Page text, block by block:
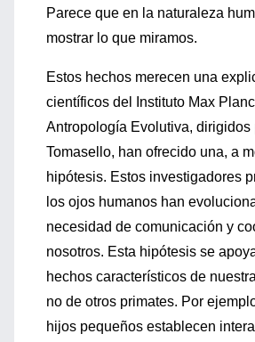
Parece que en la naturaleza
mostrar lo que miramos.
Estos hechos merecen una
científicos del Instituto Max
Antropología Evolutiva, dirigidos
Tomasello, han ofrecido una, a
hipótesis. Estos investigadores
los ojos humanos han
necesidad de comunicación y
nosotros. Esta hipótesis se
hechos característicos de
no de otros primates. Por
hijos pequeños establecen